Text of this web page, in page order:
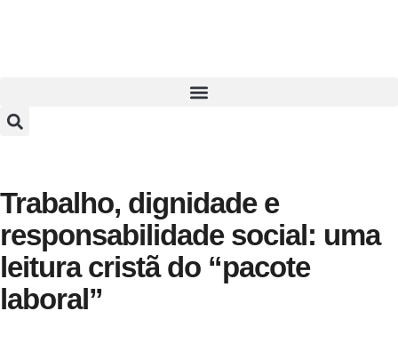
Trabalho, dignidade e
responsabilidade social: uma
leitura cristã do “pacote
laboral”